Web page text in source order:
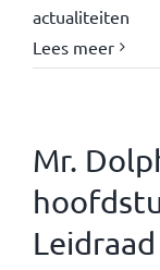
actualiteiten
Lees meer
Mr.